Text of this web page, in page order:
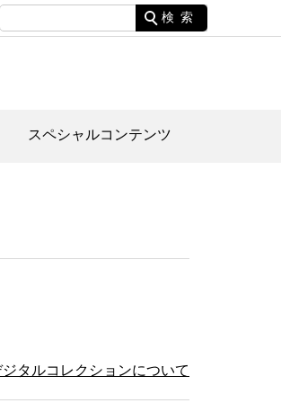
検索
スペシャルコンテンツ
ジタルコレクションについて